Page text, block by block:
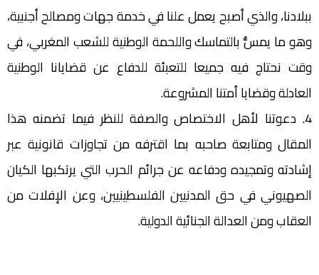
ببلادنا، والذي أصبح يعمل علنا في خدمة جهات ومصالح أجنبية،
وهو ما يمسُّ بالتماسك واللحمة الوطنية للشعب المغربي، في
وقت نحتاج فيه جميعا للتعبئة للدفاع عن قضايانا الوطنية
العادلة وقضايا أمتنا المشروعة.
4. دعوتنا لأهل الاختصاص والصفة للنظر فيما تضمنه هذا
المقال ومتابعة صاحبه بما اقترفه من تجاوزات قانونية عبر
إشادته وتمجيده ودفاعه عن جرائم الحرب التي يرتكبها الكيان
الصهيوني في حق المدنيين الفلسطينيين، وعن الإفلات من
العقاب ومن العدالة الجنائية الدولية.